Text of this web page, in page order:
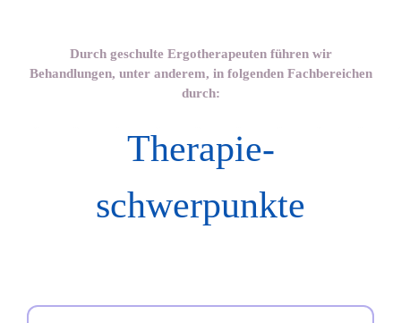
Durch geschulte Ergotherapeuten führen wir
Behandlungen, unter anderem, in folgenden Fachbereichen
durch:
Therapie-
schwerpunkte